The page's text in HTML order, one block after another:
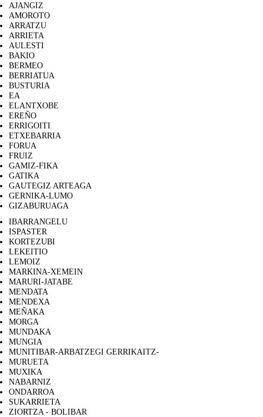
AJANGIZ
AMOROTO
ARRATZU
ARRIETA
AULESTI
BAKIO
BERMEO
BERRIATUA
BUSTURIA
EA
ELANTXOBE
EREÑO
ERRIGOITI
ETXEBARRIA
FORUA
FRUIZ
GAMIZ-FIKA
GATIKA
GAUTEGIZ ARTEAGA
GERNIKA-LUMO
GIZABURUAGA
IBARRANGELU
ISPASTER
KORTEZUBI
LEKEITIO
LEMOIZ
MARKINA-XEMEIN
MARURI-JATABE
MENDATA
MENDEXA
MEÑAKA
MORGA
MUNDAKA
MUNGIA
MUNITIBAR-ARBATZEGI GERRIKAITZ-
MURUETA
MUXIKA
NABARNIZ
ONDARROA
SUKARRIETA
ZIORTZA - BOLIBAR